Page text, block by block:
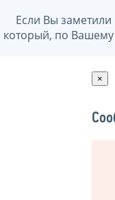
Если Вы
который, по
×